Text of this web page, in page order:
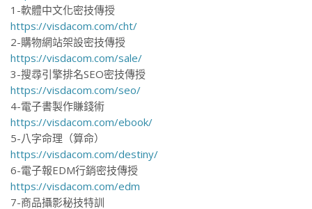
1-軟體中文化密技傳授
https://visdacom.com/cht/
2-購物網站架設密技傳授
https://visdacom.com/sale/
3-搜尋引擎排名SEO密技傳授
https://visdacom.com/seo/
4-電子書製作賺錢術
https://visdacom.com/ebook/
5-八字命理（算命）
https://visdacom.com/destiny/
6-電子報EDM行銷密技傳授
https://visdacom.com/edm
7-商品攝影秘技特訓